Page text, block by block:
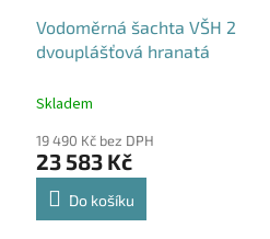
Vodoměrná šachta VŠH 2
dvouplášťová hranatá
Skladem
19 490 Kč bez DPH
23 583 Kč
Do košíku